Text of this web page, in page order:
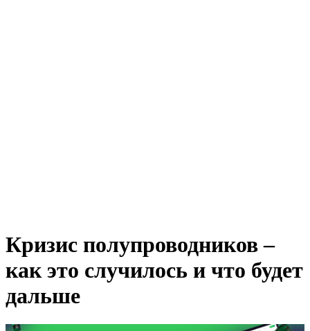
Кризис полупроводников –
как это случилось и что будет
дальше